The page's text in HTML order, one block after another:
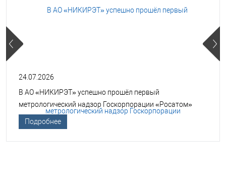
24.07.2026
В АО «НИКИРЭТ» успешно прошёл первый
метрологический надзор Госкорпорации «Росатом»
Подробнее